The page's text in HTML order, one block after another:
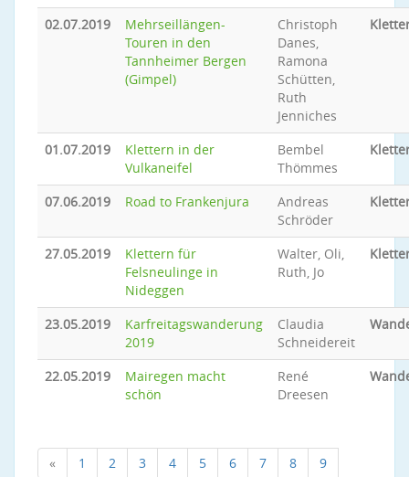
02.07.2019
Mehrseillängen-
Touren in den
Tannheimer Bergen
(Gimpel)
Christoph
Danes,
Ramona
Schütten,
Ruth
Jenniches
01.07.2019
Klettern in der
Vulkaneifel
Bembel
Thömmes
07.06.2019 Road to Frankenjura
Andreas
Schröder
27.05.2019
Klettern für
Felsneulinge in
Nideggen
Walter, Oli,
Ruth, Jo
23.05.2019
Karfreitagswanderung
2019
Claudia
Schneidereit
22.05.2019
Mairegen macht
schön
René
Dreesen
« 1 2 3 4 5 6 7 8 9